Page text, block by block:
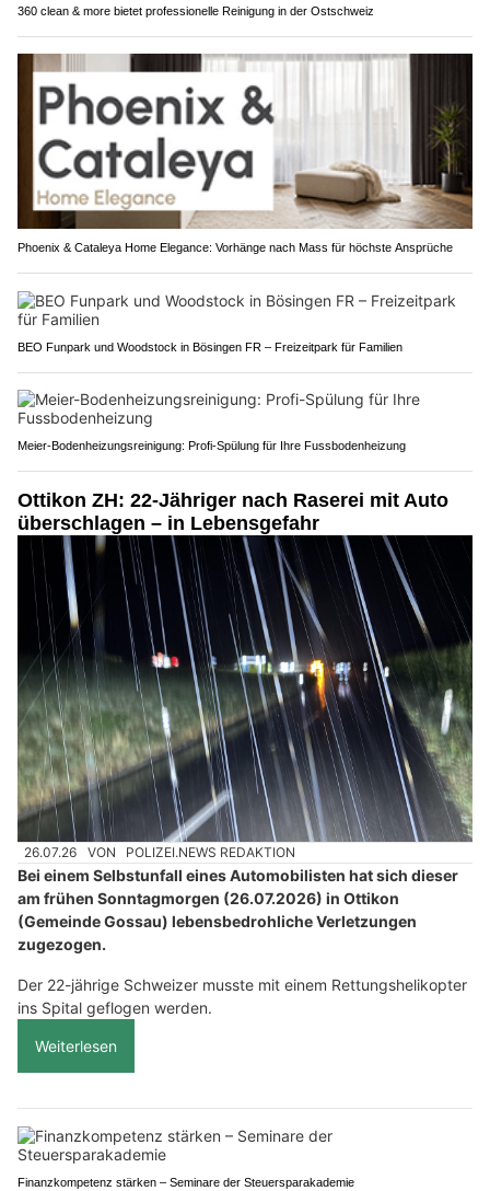
360 clean & more bietet professionelle Reinigung in der Ostschweiz
Phoenix & Cataleya Home Elegance: Vorhänge nach Mass für höchste Ansprüche
BEO Funpark und Woodstock in Bösingen FR – Freizeitpark für Familien
Meier-Bodenheizungsreinigung: Profi-Spülung für Ihre Fussbodenheizung
Ottikon ZH: 22-Jähriger nach Raserei mit Auto
überschlagen – in Lebensgefahr
26.07.26 VON POLIZEI.NEWS REDAKTION
Bei einem Selbstunfall eines Automobilisten hat sich dieser
am frühen Sonntagmorgen (26.07.2026) in Ottikon
(Gemeinde Gossau) lebensbedrohliche Verletzungen
zugezogen.
Der 22-jährige Schweizer musste mit einem Rettungshelikopter
ins Spital geflogen werden.
Weiterlesen
Finanzkompetenz stärken – Seminare der Steuersparakademie